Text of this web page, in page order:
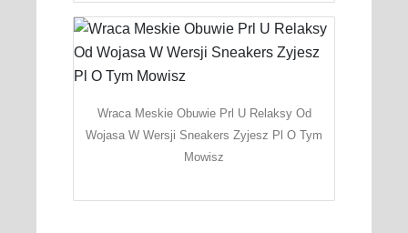
Wraca Meskie Obuwie Prl U Relaksy Od
Wojasa W Wersji Sneakers Zyjesz Pl O Tym
Mowisz